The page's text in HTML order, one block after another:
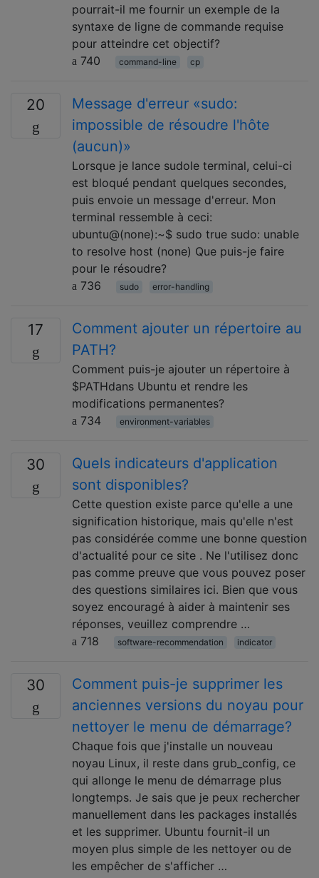
pourrait-il me fournir un exemple de la
syntaxe de ligne de commande requise
pour atteindre cet objectif?
740
command-line cp
20
Message d'erreur «sudo:
impossible de résoudre l'hôte
(aucun)»
Lorsque je lance sudole terminal, celui-ci
est bloqué pendant quelques secondes,
puis envoie un message d'erreur. Mon
terminal ressemble à ceci:
ubuntu@(none):~$ sudo true sudo: unable
to resolve host (none) Que puis-je faire
pour le résoudre?
736
sudo error-handling
17
Comment ajouter un répertoire au
PATH?
Comment puis-je ajouter un répertoire à
$PATHdans Ubuntu et rendre les
modifications permanentes?
734
environment-variables
30
Quels indicateurs d'application
sont disponibles?
Cette question existe parce qu'elle a une
signification historique, mais qu'elle n'est
pas considérée comme une bonne question
d'actualité pour ce site . Ne ​​l'utilisez donc
pas comme preuve que vous pouvez poser
des questions similaires ici. Bien que vous
soyez encouragé à aider à maintenir ses
réponses, veuillez comprendre …
718
software-recommendation indicator
30
Comment puis-je supprimer les
anciennes versions du noyau pour
nettoyer le menu de démarrage?
Chaque fois que j'installe un nouveau
noyau Linux, il reste dans grub_config, ce
qui allonge le menu de démarrage plus
longtemps. Je sais que je peux rechercher
manuellement dans les packages installés
et les supprimer. Ubuntu fournit-il un
moyen plus simple de les nettoyer ou de
les empêcher de s'afficher …